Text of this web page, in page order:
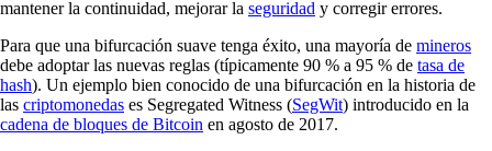
mantener la continuidad, mejorar la seguridad y corregir errores.
Para que una bifurcación suave tenga éxito, una mayoría de mineros
debe adoptar las nuevas reglas (típicamente 90 % a 95 % de tasa de
hash). Un ejemplo bien conocido de una bifurcación en la historia de
las criptomonedas es Segregated Witness (SegWit) introducido en la
cadena de bloques de Bitcoin en agosto de 2017.